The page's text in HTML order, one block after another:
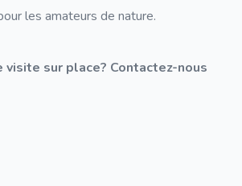
les amateurs de nature.
visite sur place? Contactez-nous